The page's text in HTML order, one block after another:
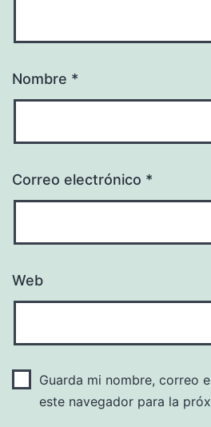
Nombre *
Correo electrónico *
Web
Guarda mi nombre, correo
este navegador para la